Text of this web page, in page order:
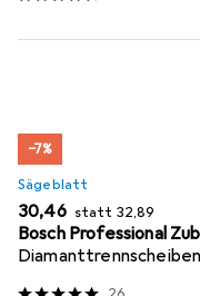
−7%
Sägeblatt
EUR
30,46 statt EUR
32,89
Bosch Professional